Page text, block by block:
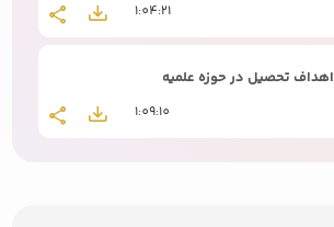
1:04:21
اهداف تحصیل در حوزه علمیه
1:09:10